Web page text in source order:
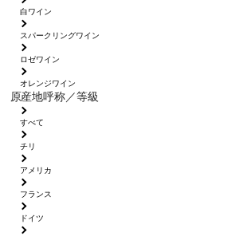
白ワイン
スパークリングワイン
ロゼワイン
オレンジワイン
原産地呼称／等級
すべて
チリ
アメリカ
フランス
ドイツ